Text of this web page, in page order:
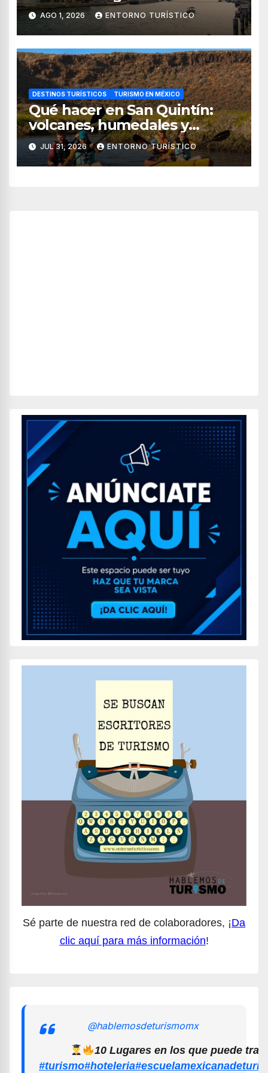
AGO 1, 2026 ENTORNO TURÍSTICO
DESTINOS TURÍSTICOS TURISMO EN MÉXICO
Qué hacer en San Quintín:
volcanes, humedales y
sabores del mar
JUL 31, 2026 ENTORNO TURÍSTICO
Sé parte de nuestra red de colaboradores, ¡Da
clic aquí para más información!
@hablemosdeturismomx
10 Lugares en los que puede
#turismo#hoteleria